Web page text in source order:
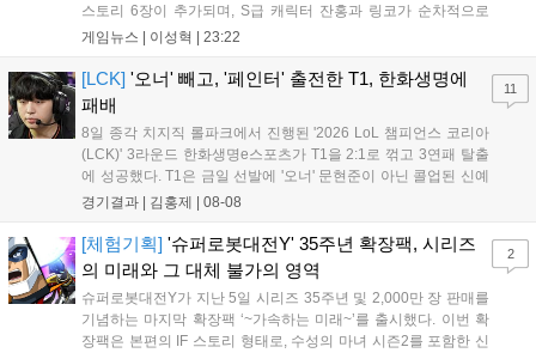
스토리 6장이 추가되며, S급 캐릭터 잔홍과 링코가 순차적으로
등장한다. 여름 시즌을 맞아 비치발리볼, 수상 오토바이 등 다채
의성도 강화된다. 8월 11일까지 사용 가능한 교환 코드 3종이 제
공되며, 상세 일정은 공식 채널을 통해 확인할 수 있다....
게임뉴스 | 이성혁 23:22
[LCK] '오너' 빼고, '페인터' 출전한 T1, 한화생명에
패배
8일 종각 치지직 롤파크에서 진행된 '2026 LoL 챔피언스 코리아
(LCK)' 3라운드 한화생명e스포츠가 T1을 2:1로 꺾고 3연패 탈출
에 성공했다. T1은 금일 선발에 '오너' 문현준이 아닌 콜업된 신예
'페인터' 김은후를 투입했지만, 결국 1:2로 패배하고 말았다. T1은
을 빼냈다....
경기결과 | 김홍제 08-08
11
[체험기획] '슈퍼로봇대전Y' 35주년 확장팩, 시리즈
의 미래와 그 대체 불가의 영역
슈퍼로봇대전Y가 지난 5일 시리즈 35주년 및 2,000만 장 판매를
기념하는 마지막 확장팩 ‘~가속하는 미래~’를 출시했다. 이번 확
장팩은 본편의 IF 스토리 형태로, 수성의 마녀 시즌2를 포함한 신
2